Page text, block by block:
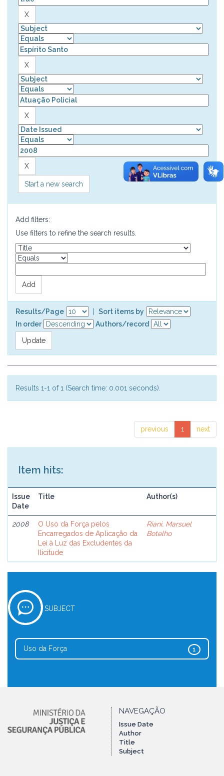
Start a new search
Add filters:
Use filters to refine the search results.
Results/Page
Sort items by
In order
Authors/record
Results 1-1 of 1 (Search time: 0.001 seconds).
previous 1 next
Item hits:
Issue
Date
Title Author(s)
2008
O Uso da Força pelos
Encarregados de Aplicação da
Lei à Luz das Excludentes da
Ilicitude
Riani, Marsuel
Botelho
SUBJECT
1
Uso da Força
NAVEGAÇÃO
Issue Date
Author
Title
Subject